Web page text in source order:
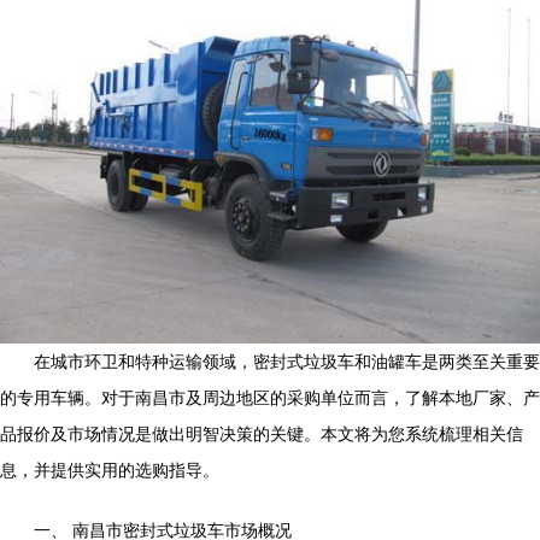
在城市环卫和特种运输领域，密封式垃圾车和油罐车是两类至关重要
的专用车辆。对于南昌市及周边地区的采购单位而言，了解本地厂家、产
品报价及市场情况是做出明智决策的关键。本文将为您系统梳理相关信
息，并提供实用的选购指导。
一、 南昌市密封式垃圾车市场概况